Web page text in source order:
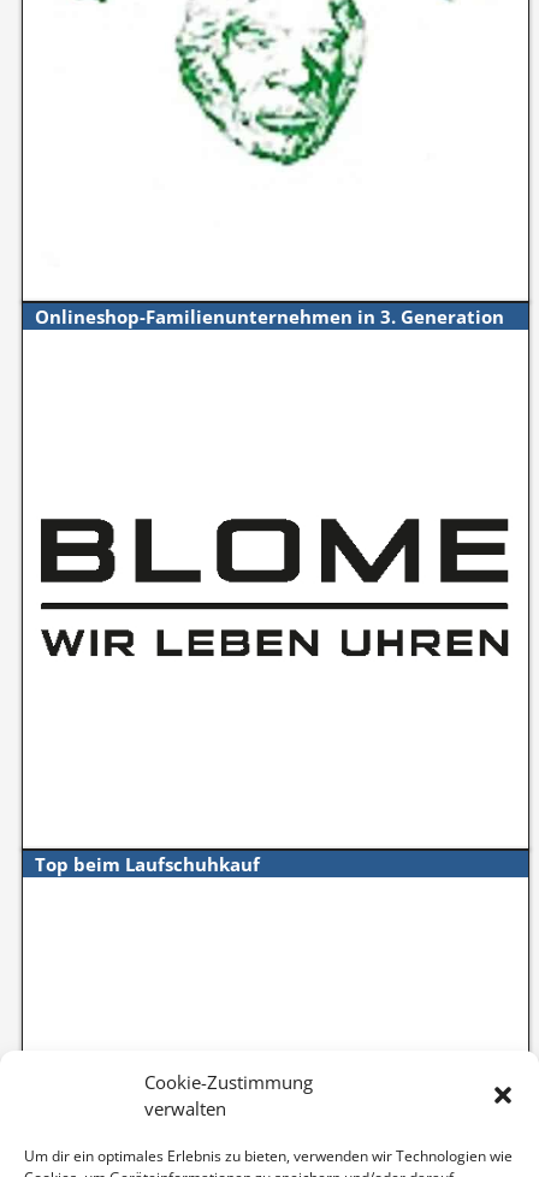
Cookie-Zustimmung
verwalten
Um dir ein optimales Erlebnis zu bieten, verwenden wir Technologien wie
Onlineshop-Familienunternehmen in 3. Generation
Top beim Laufschuhkauf